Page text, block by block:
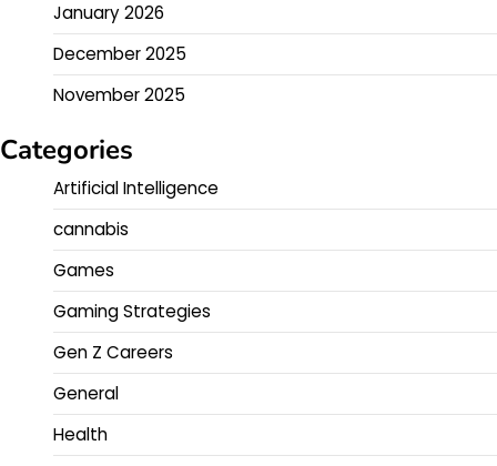
January 2026
December 2025
November 2025
Categories
Artificial Intelligence
cannabis
Games
Gaming Strategies
Gen Z Careers
General
Health